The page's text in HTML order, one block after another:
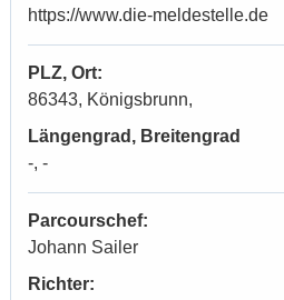
https://www.die-meldestelle.de
PLZ, Ort:
86343, Königsbrunn,
Längengrad, Breitengrad
-, -
Parcourschef:
Johann Sailer
Richter: